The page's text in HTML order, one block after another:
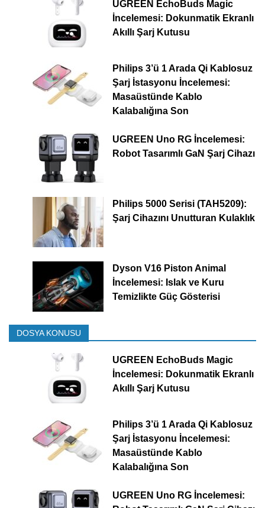
UGREEN EchoBuds Magic
İncelemesi: Dokunmatik Ekranlı
Akıllı Şarj Kutusu
Philips 3’ü 1 Arada Qi Kablosuz
Şarj İstasyonu İncelemesi:
Masaüstünde Kablo
Kalabalığına Son
UGREEN Uno RG İncelemesi:
Robot Tasarımlı GaN Şarj Cihazı
Philips 5000 Serisi (TAH5209):
Şarj Cihazını Unutturan Kulaklık
Dyson V16 Piston Animal
İncelemesi: Islak ve Kuru
Temizlikte Güç Gösterisi
DOSYA KONUSU
UGREEN EchoBuds Magic
İncelemesi: Dokunmatik Ekranlı
Akıllı Şarj Kutusu
Philips 3’ü 1 Arada Qi Kablosuz
Şarj İstasyonu İncelemesi:
Masaüstünde Kablo
Kalabalığına Son
UGREEN Uno RG İncelemesi: